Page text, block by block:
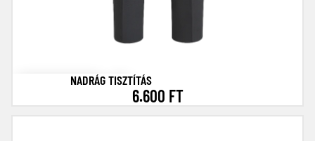
NADRÁG TISZTÍTÁS
6.600 FT